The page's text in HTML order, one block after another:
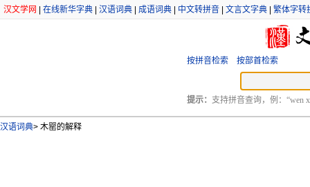
汉文学网 在线新华字典 汉语词典 成语词典 中文转拼音 文言文字典 繁体字转
按拼音检索 按部首检索
提示： 支持拼音查询，例：“wen
汉语词典> 木罂的解释